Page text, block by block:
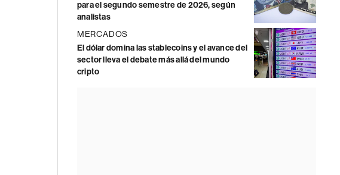
para el segundo semestre de 2026, según
analistas
MERCADOS
El dólar domina las stablecoins y el avance del
sector lleva el debate más allá del mundo
cripto